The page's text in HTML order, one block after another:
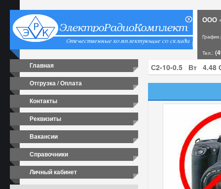
ООО
Тел.:
Главная
Отгрузка / Оплата
Контакты
Реквизиты
Вакансии
Справочники
Личный кабинет